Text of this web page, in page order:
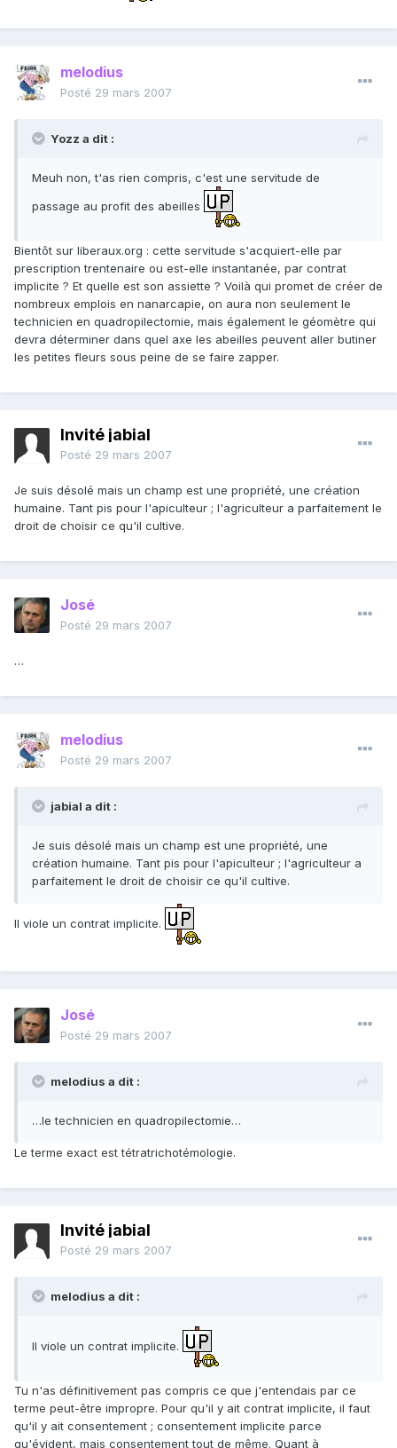
melodius
Posté 29 mars 2007
Yozz a dit :
Meuh non, t'as rien compris, c'est une servitude de
passage au profit des abeilles
Bientôt sur liberaux.org : cette servitude s'acquiert-elle par
prescription trentenaire ou est-elle instantanée, par contrat
implicite ? Et quelle est son assiette ? Voilà qui promet de créer de
nombreux emplois en nanarcapie, on aura non seulement le
technicien en quadropilectomie, mais également le géomètre qui
devra déterminer dans quel axe les abeilles peuvent aller butiner
les petites fleurs sous peine de se faire zapper.
Invité jabial
Posté 29 mars 2007
Je suis désolé mais un champ est une propriété, une création
humaine. Tant pis pour l'apiculteur ; l'agriculteur a parfaitement le
droit de choisir ce qu'il cultive.
José
Posté 29 mars 2007
…
melodius
Posté 29 mars 2007
jabial a dit :
Je suis désolé mais un champ est une propriété, une
création humaine. Tant pis pour l'apiculteur ; l'agriculteur a
parfaitement le droit de choisir ce qu'il cultive.
Il viole un contrat implicite.
José
Posté 29 mars 2007
melodius a dit :
…le technicien en quadropilectomie…
Le terme exact est tétratrichotémologie.
Invité jabial
Posté 29 mars 2007
melodius a dit :
Il viole un contrat implicite.
Tu n'as définitivement pas compris ce que j'entendais par ce
terme peut-être impropre. Pour qu'il y ait contrat implicite, il faut
qu'il y ait consentement ; consentement implicite parce
qu'évident, mais consentement tout de même. Quant à